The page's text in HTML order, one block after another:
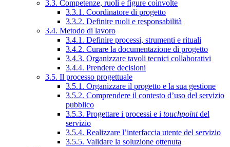
3.3. Competenze, ruoli e figure coinvolte
3.3.1. Coordinatore di progetto
3.3.2. Definire ruoli e responsabilità
3.4. Metodo di lavoro
3.4.1. Definire processi, strumenti e rituali
3.4.2. Curare la documentazione di progetto
3.4.3. Organizzare tavoli tecnici collaborativi
3.4.4. Prendere decisioni
3.5. Il processo progettuale
3.5.1. Organizzare il progetto e la sua gestione
3.5.2. Comprendere il contesto d’uso del servizio
pubblico
3.5.3. Progettare i processi e i touchpointdel
servizio
3.5.4. Realizzare l’interfaccia utente del servizio
3.5.5. Validare la soluzione ottenuta